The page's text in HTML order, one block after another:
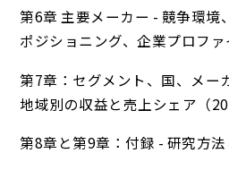
第6章 主要メーカー - 競争環境
ポジショニング、企業プロファ
第7章：セグメント、国、メー
地域別の収益と売上シェア（
第8章と第9章：付録 - 研究方